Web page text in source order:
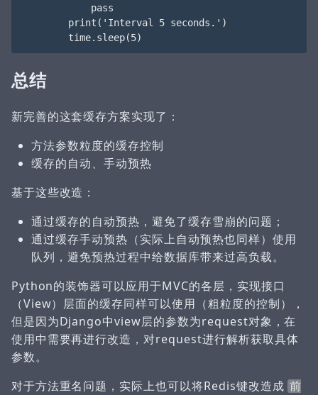
            pass
        print('Interval 5 seconds.')
总结
新完善的这套缓存方案实现了：
方法参数粒度的缓存控制
缓存的自动、手动预热
基于这些改造：
通过缓存的自动预热，避免了缓存雪崩的问题；
通过缓存手动预热（实际上自动预热也同样）使用
队列，避免预热过程中给数据库带来过高负载。
Python的装饰器可以应用于MVC的各层，实现接口
（View）层面的缓存同样可以使用（粗粒度的控制），
但是因为Django中view层的参数为request对象，在
使用中需要再进行改造，对request进行解析获取具体
参数。
对于方法重名问题，实际上也可以将Redis键改造成 前